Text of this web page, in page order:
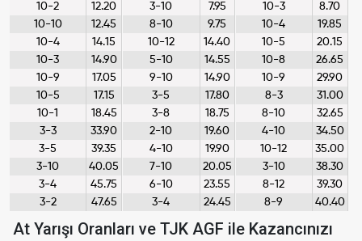
10-2
12.20
10-10
12.45
10-4
14.15
10-3
14.90
10-9
17.05
10-5
17.15
10-1
18.45
3-3
33.90
3-5
39.35
3-10
40.05
3-4
45.75
3-2
47.65
3-10
7.95
8-10
9.75
10-12
14.40
5-10
14.55
9-10
14.90
3-5
17.80
3-8
18.75
2-10
19.60
4-10
19.90
7-10
20.05
6-10
23.55
3-4
24.45
10-3
8.70
10-4
19.85
10-5
20.15
10-8
26.65
10-9
29.90
8-3
31.00
8-10
32.65
4-10
34.50
10-12
35.00
3-10
38.30
8-12
39.30
8-9
40.40
At Yarışı Oranları ve TJK AGF ile Kazancınızı